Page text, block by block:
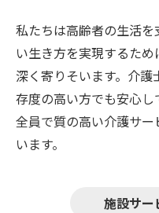
私たちは高齢者の生活
い生き方を実現するた
深く寄りそいます。介
存度の高い方でも安心し
全員で質の高い介護サ
います。
施設サー